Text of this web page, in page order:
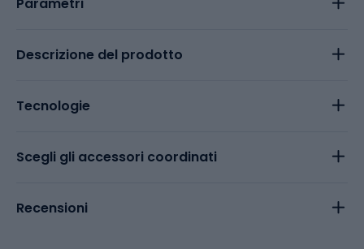
Descrizione del prodotto
Tecnologie
Scegli gli accessori coordinati
Recensioni